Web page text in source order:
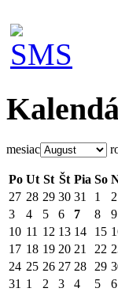
mesiac
Po Ut St Št Pia So
27 28 29 30 31 1
2
3
4 5 6 7 8
9
10 11 12 13 14 15
17 18 19 20 21 22
24 25 26 27 28 29
31 1 2 3 4 5 6